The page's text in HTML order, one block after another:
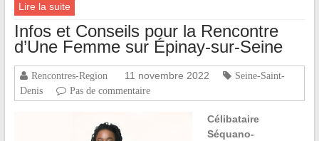
Lire la suite
Infos et Conseils pour la Rencontre
d’Une Femme sur Épinay-sur-Seine
Rencontres-Region 11 novembre 2022
Seine-Saint-
Denis
Pas de commentaire
Célibataire
Séquano-